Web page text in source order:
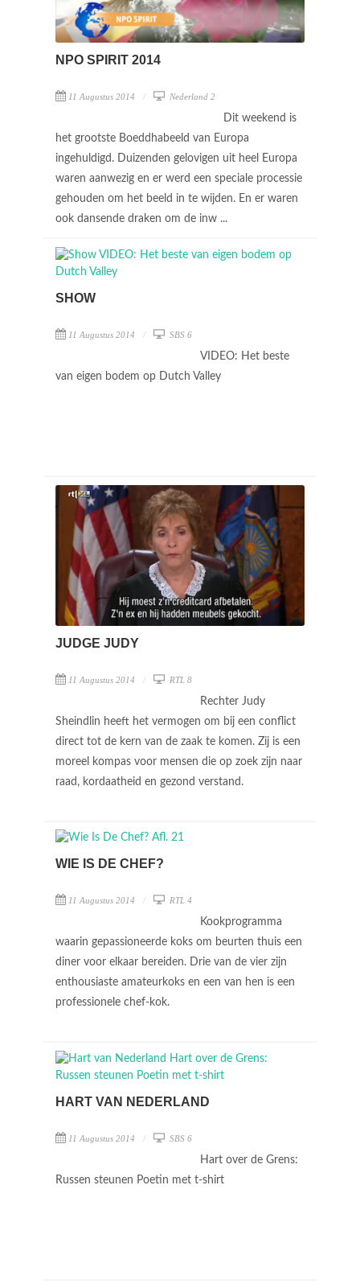
NPO SPIRIT 2014
11 Augustus 2014 Nederland 2
Dit weekend is
het grootste Boeddhabeeld van Europa
ingehuldigd. Duizenden gelovigen uit heel Europa
waren aanwezig en er werd een speciale processie
gehouden om het beeld in te wijden. En er waren
ook dansende draken om de inw ...
SHOW
11 Augustus 2014 SBS 6
VIDEO: Het beste
van eigen bodem op Dutch Valley
JUDGE JUDY
11 Augustus 2014 RTL 8
Rechter Judy
Sheindlin heeft het vermogen om bij een conflict
direct tot de kern van de zaak te komen. Zij is een
moreel kompas voor mensen die op zoek zijn naar
raad, kordaatheid en gezond verstand.
WIE IS DE CHEF?
11 Augustus 2014 RTL 4
Kookprogramma
waarin gepassioneerde koks om beurten thuis een
diner voor elkaar bereiden. Drie van de vier zijn
enthousiaste amateurkoks en een van hen is een
professionele chef-kok.
HART VAN NEDERLAND
11 Augustus 2014 SBS 6
Hart over de Grens:
Russen steunen Poetin met t-shirt